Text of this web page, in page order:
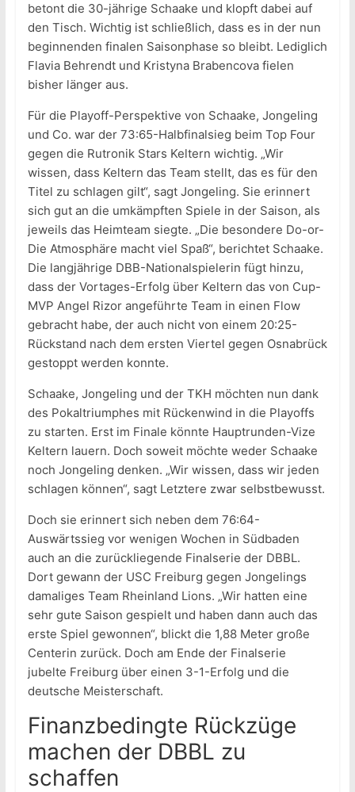
betont die 30-jährige Schaake und klopft dabei auf
den Tisch. Wichtig ist schließlich, dass es in der nun
beginnenden finalen Saisonphase so bleibt. Lediglich
Flavia Behrendt und Kristyna Brabencova fielen
bisher länger aus.
Für die Playoff-Perspektive von Schaake, Jongeling
und Co. war der 73:65-Halbfinalsieg beim Top Four
gegen die Rutronik Stars Keltern wichtig. „Wir
wissen, dass Keltern das Team stellt, das es für den
Titel zu schlagen gilt“, sagt Jongeling. Sie erinnert
sich gut an die umkämpften Spiele in der Saison, als
jeweils das Heimteam siegte. „Die besondere Do-or-
Die Atmosphäre macht viel Spaß“, berichtet Schaake.
Die langjährige DBB-Nationalspielerin fügt hinzu,
dass der Vortages-Erfolg über Keltern das von Cup-
MVP Angel Rizor angeführte Team in einen Flow
gebracht habe, der auch nicht von einem 20:25-
Rückstand nach dem ersten Viertel gegen Osnabrück
gestoppt werden konnte.
Schaake, Jongeling und der TKH möchten nun dank
des Pokaltriumphes mit Rückenwind in die Playoffs
zu starten. Erst im Finale könnte Hauptrunden-Vize
Keltern lauern. Doch soweit möchte weder Schaake
noch Jongeling denken. „Wir wissen, dass wir jeden
schlagen können“, sagt Letztere zwar selbstbewusst.
Doch sie erinnert sich neben dem 76:64-
Auswärtssieg vor wenigen Wochen in Südbaden
auch an die zurückliegende Finalserie der DBBL.
Dort gewann der USC Freiburg gegen Jongelings
damaliges Team Rheinland Lions. „Wir hatten eine
sehr gute Saison gespielt und haben dann auch das
erste Spiel gewonnen“, blickt die 1,88 Meter große
Centerin zurück. Doch am Ende der Finalserie
jubelte Freiburg über einen 3-1-Erfolg und die
deutsche Meisterschaft.
Finanzbedingte Rückzüge
machen der DBBL zu
schaffen